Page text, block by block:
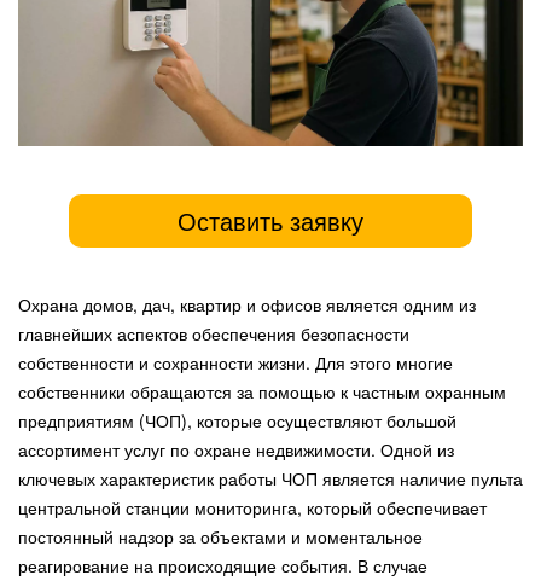
Оставить заявку
Охрана домов, дач, квартир и офисов является одним из
главнейших аспектов обеспечения безопасности
собственности и сохранности жизни. Для этого многие
собственники обращаются за помощью к частным охранным
предприятиям (ЧОП), которые осуществляют большой
ассортимент услуг по охране недвижимости. Одной из
ключевых характеристик работы ЧОП является наличие пульта
центральной станции мониторинга, который обеспечивает
постоянный надзор за объектами и моментальное
реагирование на происходящие события. В случае